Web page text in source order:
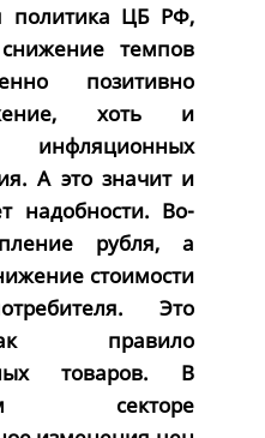
политика ЦБ РФ,
темпов
позитивно
хоть и
инфляционных
А это значит и
надобности. Во-
рубля, а
стоимости
Это
правило
товаров. В
секторе